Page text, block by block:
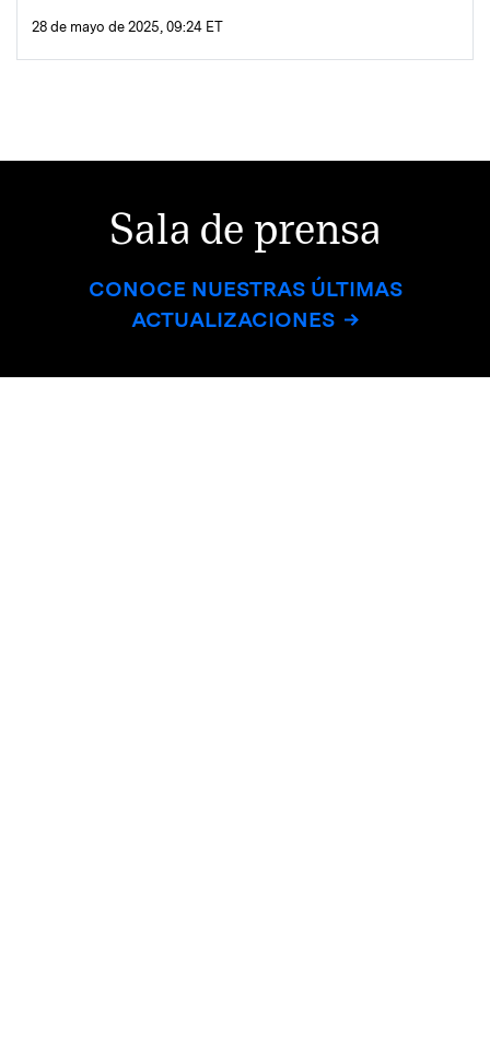
28 de mayo de 2025, 09:24 ET
Sala de prensa
CONOCE NUESTRAS ÚLTIMAS
ACTUALIZACIONES